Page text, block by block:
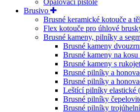
Brusivo
Brusné keramické kotouče a
Flex kotouče pro úhlové
Brusné kameny, pilníky a
Brusné kameny
Brusné kameny na kosu
Brusné kameny s
Brusné pilníky a
Brusné pilníky a
Leštící pilníky elastické
Brusné pilníky
Brusné pilníky